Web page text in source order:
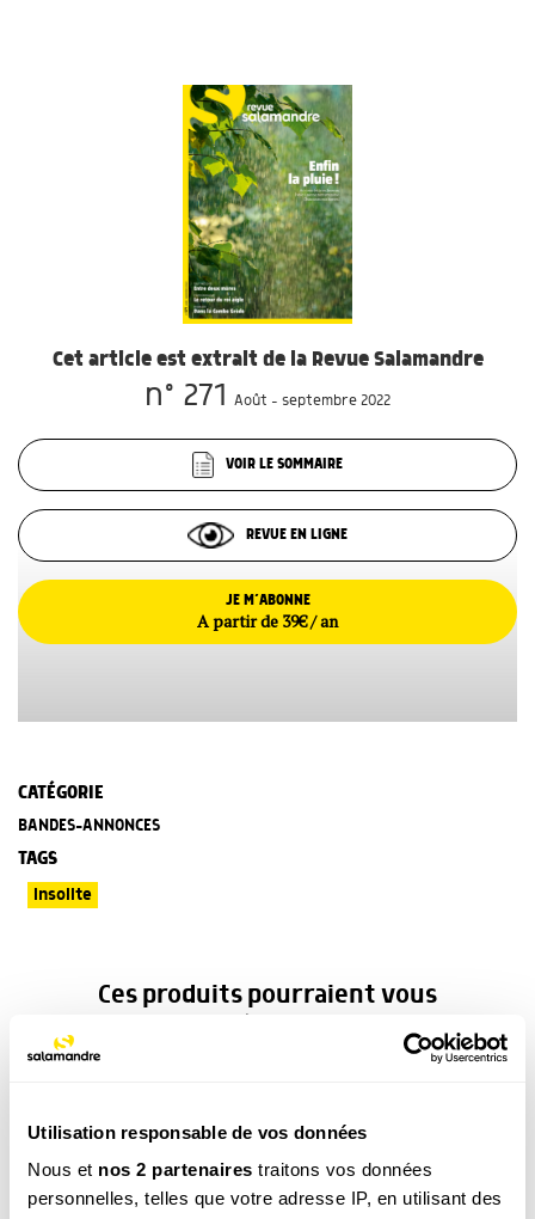
Utilisation responsable de vos données
Nous et nos 2 partenaires traitons vos données
personnelles, telles que votre adresse IP, en utilisant des
Cet article est extrait de la Revue Salamandre
n° 271 Août - septembre 2022
VOIR LE SOMMAIRE
REVUE EN LIGNE
JE M’ABONNE
A partir de 39€ / an
CATÉGORIE
BANDES-ANNONCES
TAGS
Insolite
Ces produits pourraient vous